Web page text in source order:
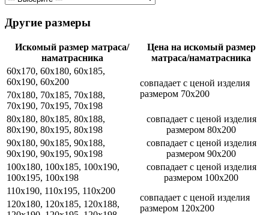
Другие размеры
Искомый размер матраса/
наматрасника
Цена на искомый размер
матраса/наматрасника
60x170, 60x180, 60x185,
60x190, 60x200
совпадает с ценой изделия
размером 70x200
70x180, 70x185, 70x188,
70x190, 70x195, 70x198
80x180, 80x185, 80x188,
80x190, 80x195, 80x198
совпадает с ценой изделия
размером 80x200
90x180, 90x185, 90x188,
90x190, 90x195, 90x198
совпадает с ценой изделия
размером 90x200
100x180, 100x185, 100x190,
100x195, 100x198
совпадает с ценой изделия
размером 100x200
110x190, 110x195, 110x200
совпадает с ценой изделия
размером 120x200
120x180, 120x185, 120x188,